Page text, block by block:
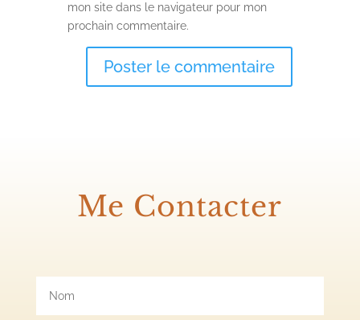
mon site dans le navigateur pour mon
prochain commentaire.
Me Contacter